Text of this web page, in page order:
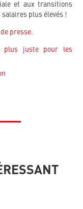
et aux transitions
plus élevés !
presse.
plus juste pour les